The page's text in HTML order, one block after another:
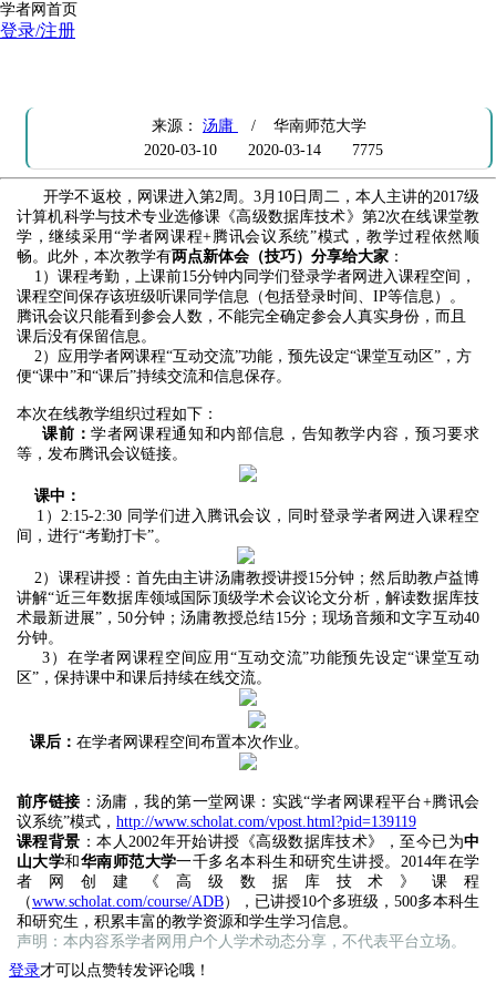
学者网首页
登录/注册
来源： 汤庸
/ 华南师范大学
2020-03-10
2020-03-14 7775
开学不返校，网课进入第2周。3月10日周二，本人主讲的2017级
计算机科学与技术专业选修课《高级数据库技术》第2次在线课堂教
学，继续采用“学者网课程+腾讯会议系统”模式，教学过程依然顺
畅。此外，本次教学有两点新体会（技巧）分享给大家 ：
1）课程考勤，上课前15分钟内同学们登录学者网进入课程空间，
课程空间保存该班级听课同学信息（包括登录时间、IP等信息）。
腾讯会议只能看到参会人数，不能完全确定参会人真实身份，而且
课后没有保留信息。
2）应用学者网课程“互动交流”功能，预先设定“课堂互动区”，方
便“课中”和“课后”持续交流和信息保存。
本次在线教学组织过程如下：
课前：学者网课程通知和内部信息，告知教学内容，预习要求
等，发布腾讯会议链接。
课中：
1）2:15-2:30 同学们进入腾讯会议，同时登录学者网进入课程空
间，进行“考勤打卡”。
2）课程讲授：首先由主讲汤庸教授讲授15分钟；然后助教卢益博
讲解“近三年数据库领域国际顶级学术会议论文分析，解读数据库技
术最新进展”，50分钟；汤庸教授总结15分； 现场音频和文字互动40
分钟。
3）在学者网课程空间应用“互动交流”功能预先设定“课堂互动
区”，保持课中和课后持续在线交流。
课后： 在学者网课程空间布置本次作业。
前序链接 ：汤庸，我的第一堂网课：实践“学者网课程平台+腾讯会
议系统”模式， http://www.scholat.com/vpost.html?pid=139119
课程背景 ：本人2002年开始讲授《高级数据库技术》，至今已为中
山大学和 华南师范大学一千多名本科生和研究生讲授。 2014年在学
者网创建《高级数据库技术》课程
（www.scholat.com/course/ADB）
，已讲授10个多班级，500多本科生
和研究生，积累丰富的教学资源和学生学习信息。
声明：本内容系学者网用户个人学术动态分享，不代表平台立场。
登录才可以点赞转发评论哦！